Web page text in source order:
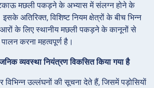
मछली पकड़ने के अभ्यास में संलग्न होने के
अतिरिक्त, विशिष्ट नियम क्षेत्रों के बीच भिन्न
के लिए स्थानीय मछली पकड़ने के कानूनों से
करना महत्वपूर्ण है।
व्यवस्था नियंत्रण विकसित किया गया है
विभिन्न उल्लंघनों की सूचना देते हैं, जिसमें पड़ोसियों